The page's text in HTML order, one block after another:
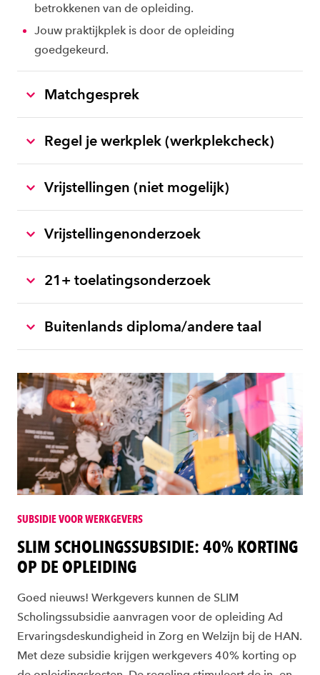
betrokkenen van de opleiding.
Jouw praktijkplek is door de opleiding
goedgekeurd.
Matchgesprek
Regel je werkplek (werkplekcheck)
Vrijstellingen (niet mogelijk)
Vrijstellingenonderzoek
21+ toelatingsonderzoek
Buitenlands diploma/andere taal
SUBSIDIE VOOR WERKGEVERS
SLIM SCHOLINGSSUBSIDIE: 40% KORTING
OP DE OPLEIDING
Goed nieuws! Werkgevers kunnen de SLIM
Scholingssubsidie aanvragen voor de opleiding Ad
Ervaringsdeskundigheid in Zorg en Welzijn bij de HAN.
Met deze subsidie krijgen werkgevers 40% korting op